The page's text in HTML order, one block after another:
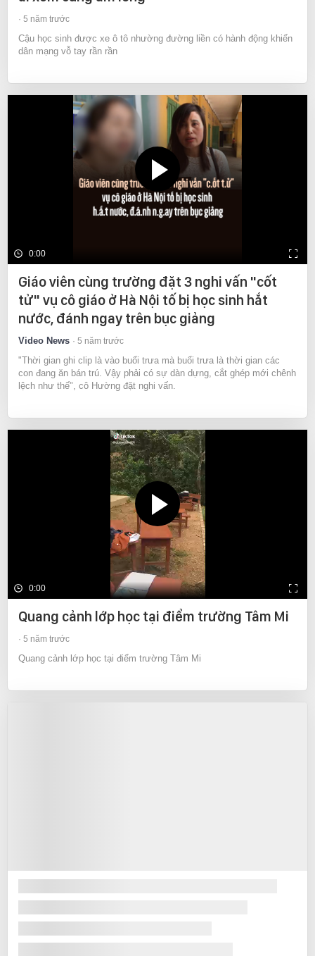
5 năm trước
Cậu học sinh được xe ô tô nhường đường liền có hành động khiến
dân mạng vỗ tay rần rần
0:00
Giáo viên cùng trường đặt 3 nghi vấn "cốt
tử" vụ cô giáo ở Hà Nội tố bị học sinh hắt
nước, đánh ngay trên bục giảng
Video News 5 năm trước
"Thời gian ghi clip là vào buổi trưa mà buổi trưa là thời gian các
con đang ăn bán trú. Vậy phải có sự dàn dựng, cắt ghép mới chênh
lệch như thế", cô Hường đặt nghi vấn.
0:00
Quang cảnh lớp học tại điểm trường Tâm Mi
5 năm trước
Quang cảnh lớp học tại điểm trường Tâm Mi